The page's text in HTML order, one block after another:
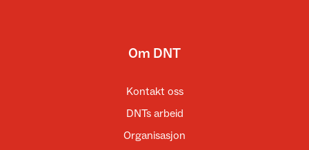
Om DNT
Kontakt oss
DNTs arbeid
Organisasjon